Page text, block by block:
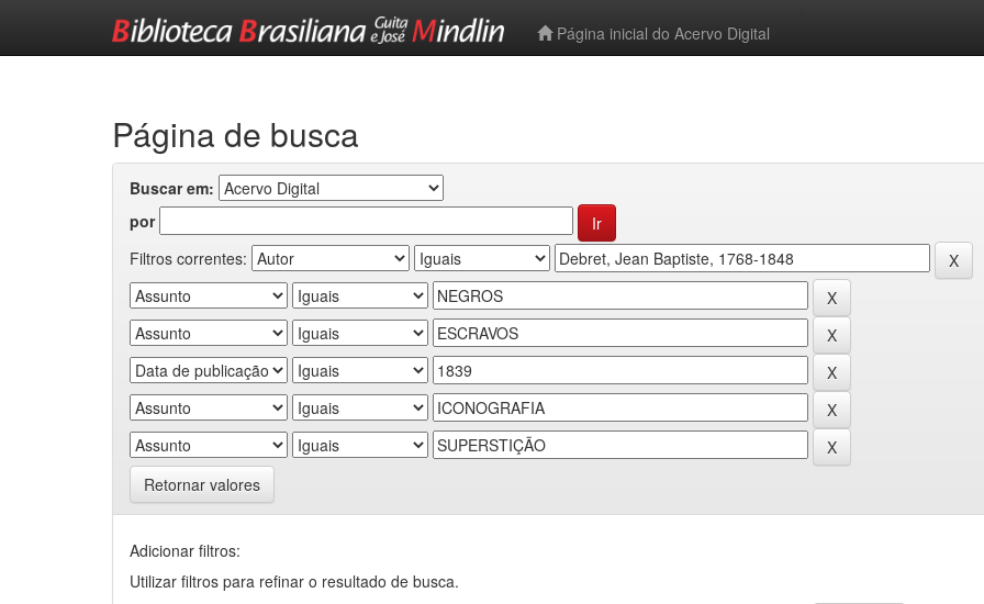
Página inicial do Acervo Digital
Página de busca
Buscar em:
por
Filtros correntes:
Retornar valores
Adicionar filtros:
Utilizar filtros para refinar o resultado de busca.